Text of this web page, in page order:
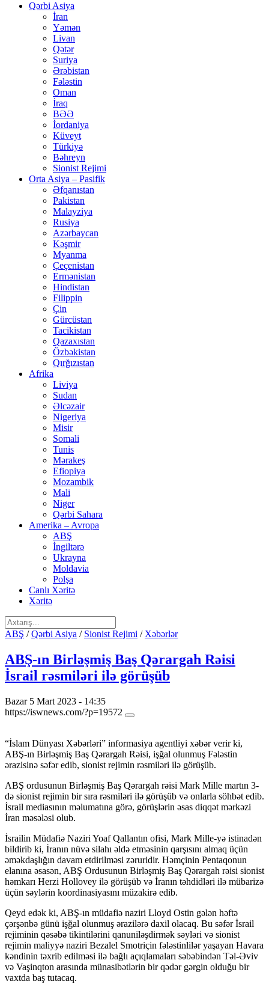
Qərbi Asiya
İran
Yəmən
Livan
Qətər
Suriya
Ərəbistan
Fələstin
Oman
İraq
BƏƏ
İordaniya
Küveyt
Türkiyə
Bəhreyn
Sionist Rejimi
Orta Asiya – Pasifik
Əfqanıstan
Pakistan
Malayziya
Rusiya
Azərbaycan
Kəşmir
Myanma
Çeçenistan
Ermənistan
Hindistan
Filippin
Çin
Gürcüstan
Tacikistan
Qazaxıstan
Özbəkistan
Qırğızıstan
Afrika
Liviya
Sudan
Əlcəzair
Nigeriya
Misir
Somali
Tunis
Mərakeş
Efiopiya
Mozambik
Mali
Niger
Qərbi Sahara
Amerika – Avropa
ABŞ
İngiltərə
Ukrayna
Moldavia
Polşa
Canlı Xəritə
Xəritə
ABŞ /Qərbi Asiya / Sionist Rejimi / Xəbərlər
ABŞ-ın Birləşmiş Baş Qərargah Rəisi
İsrail rəsmiləri ilə görüşüb
Bazar 5 Mart 2023 - 14:35
https://iswnews.com/?p=19572
“İslam Dünyası Xəbərləri” informasiya agentliyi xəbər verir ki,
ABŞ-ın Birləşmiş Baş Qərargah Rəisi, işğal olunmuş Fələstin
ərazisinə səfər edib, sionist rejimin rəsmiləri ilə görüşüb.
ABŞ ordusunun Birləşmiş Baş Qərargah rəisi Mark Mille martın 3-
də sionist rejimin bir sıra rəsmiləri ilə görüşüb və onlarla söhbət edib.
İsrail mediasının məlumatına görə, görüşlərin əsas diqqət mərkəzi
İran məsələsi olub.
İsrailin Müdafiə Naziri Yoaf Qallantın ofisi, Mark Mille-yə istinadən
bildirib ki, İranın nüvə silahı əldə etməsinin qarşısını almaq üçün
əməkdaşlığın davam etdirilməsi zəruridir. Həmçinin Pentaqonun
elanına əsasən, ABŞ Ordusunun Birləşmiş Baş Qərargah rəisi sionist
həmkarı Herzi Hollovey ilə görüşüb və İranın təhdidləri ilə mübarizə
üçün səylərin koordinasiyasını müzakirə edib.
Qeyd edək ki, ABŞ-ın müdafiə naziri Lloyd Ostin gələn həftə
çərşənbə günü işğal olunmuş ərazilərə daxil olacaq. Bu səfər İsrail
rejiminin qəsəbə tikintilərini qanuniləşdirmək səyləri və sionist
rejimin maliyyə naziri Bezalel Smotriçin fələstinlilər yaşayan Havara
kəndinin təxrib edilməsi ilə bağlı açıqlamaları səbəbindən Təl-Əviv
və Vaşinqton arasında münasibətlərin bir qədər gərgin olduğu bir
vaxtda baş tutacaq.